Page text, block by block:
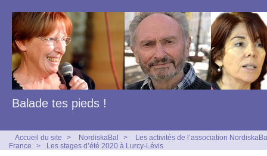
Balade tes pieds !
Accueil du site > NordiskaBal >
Les activités de l’association
France
> Les stages d’été 2020 à Lurcy-Lévis